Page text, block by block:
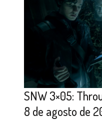
SNW 3×05:
8 de agosto de